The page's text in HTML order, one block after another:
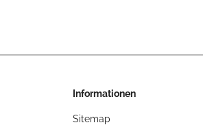
Informationen
Sitemap